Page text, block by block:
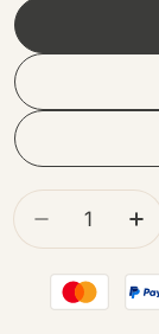
Menge
Menge